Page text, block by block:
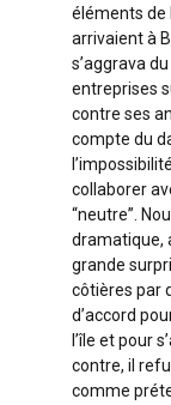
éléments de
arrivaient à
s’aggrava
entreprises
contre ses
compte du
collaborer
“neutre”.
dramatique,
grande
côtières par
d’accord
l’île et pour
contre, il
comme